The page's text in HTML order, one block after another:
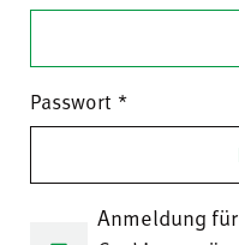
Passwort
Anmeldung